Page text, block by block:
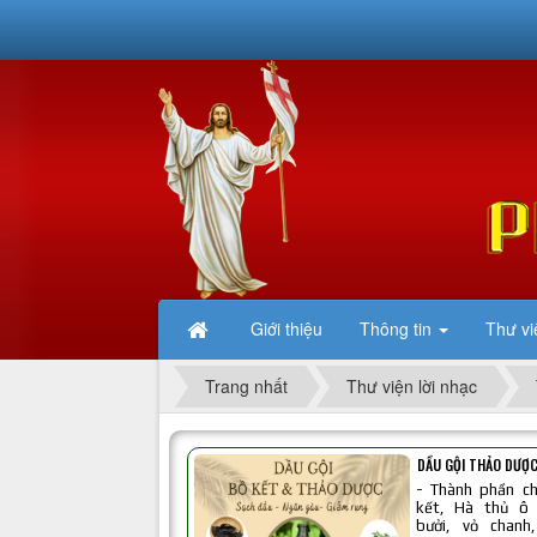
Giới thiệu Thông tin Thư
Trang nhất Thư viện lời nhạc